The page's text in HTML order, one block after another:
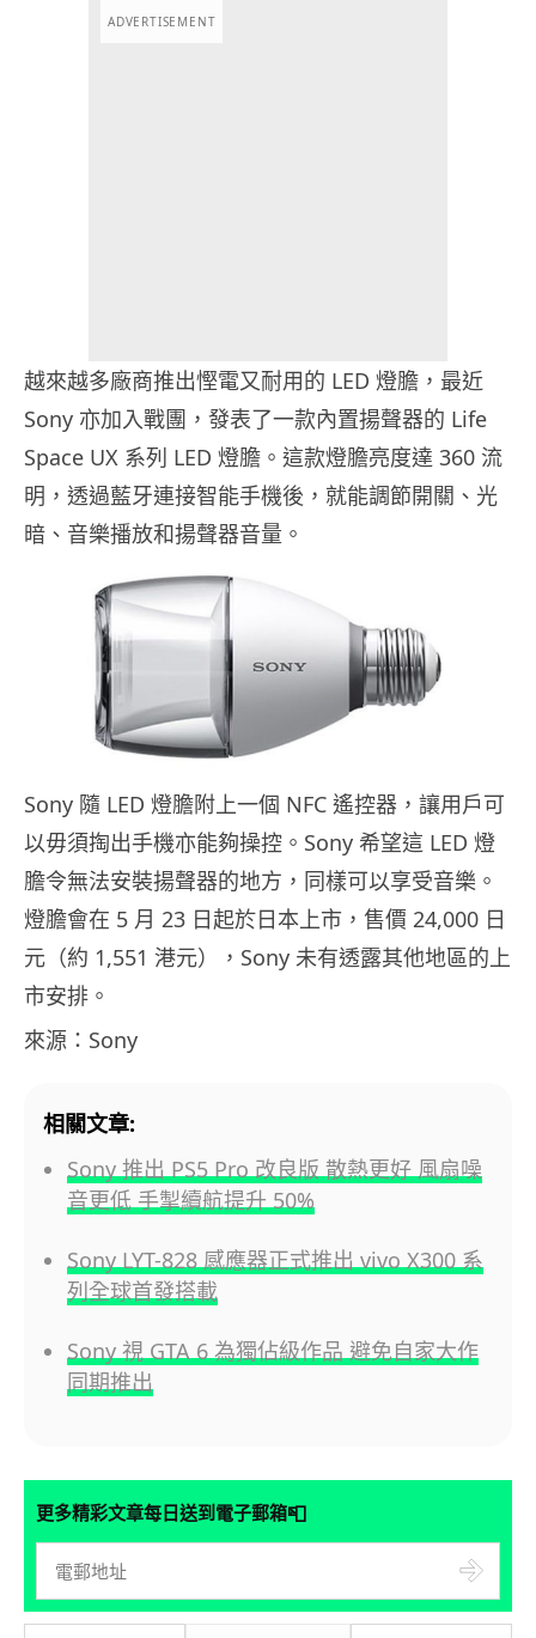
ADVERTISEMENT
越來越多廠商推出慳電又耐用的 LED 燈膽，最近
Sony 亦加入戰團，發表了一款內置揚聲器的 Life
Space UX 系列 LED 燈膽。這款燈膽亮度達 360 流
明，透過藍牙連接智能手機後，就能調節開關、光
暗、音樂播放和揚聲器音量。
Sony 隨 LED 燈膽附上一個 NFC 遙控器，讓用戶可
以毋須掏出手機亦能夠操控。Sony 希望這 LED 燈
膽令無法安裝揚聲器的地方，同樣可以享受音樂。
燈膽會在 5 月 23 日起於日本上市，售價 24,000 日
元（約 1,551 港元），Sony 未有透露其他地區的上
市安排。
來源：Sony
相關文章:
Sony 推出 PS5 Pro 改良版 散熱更好 風扇噪
音更低 手掣續航提升 50%
Sony LYT-828 感應器正式推出 vivo X300 系
列全球首發搭載
Sony 視 GTA 6 為獨佔級作品 避免自家大作
同期推出
更多精彩文章每日送到電子郵箱📮